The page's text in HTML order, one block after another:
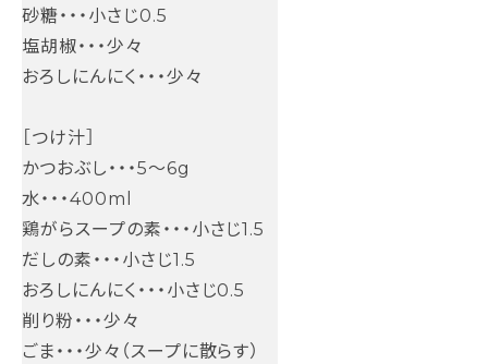
砂糖・・・小さじ0.5
塩胡椒・・・少々
おろしにんにく・・・少々
［つけ汁］
かつおぶし・・・5～6g
水・・・400ml
鶏がらスープの素・・・小さじ1.5
だしの素・・・小さじ1.5
おろしにんにく・・・小さじ0.5
削り粉・・・少々
ごま・・・少々（スープに散らす）